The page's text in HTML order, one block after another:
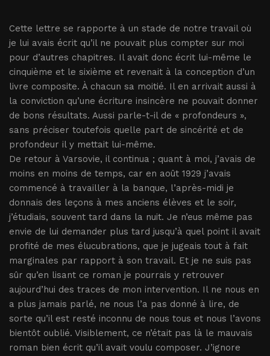
Cette lettre se rapporte à un stade de notre travail où
je lui avais écrit qu’il ne pouvait plus compter sur moi
pour d’autres chapitres. Il avait donc écrit lui-même le
cinquième et le sixième et revenait à la conception d’un
livre composite. À chacun sa moitié. Il en arrivait aussi à
la conviction qu’une écriture insincère ne pouvait donner
de bons résultats. Aussi parle-t-il de « profondeurs »,
sans préciser toutefois quelle part de sincérité et de
profondeur il y mettait lui-même.
De retour à Varsovie, il continua ; quant à moi, j’avais de
moins en moins de temps, car en août 1929 j’avais
commencé à travailler à la banque, l’après-midi je
donnais des leçons à mes anciens élèves et le soir,
j’étudiais, souvent tard dans la nuit. Je n’eus même pas
envie de lui demander plus tard jusqu’à quel point il avait
profité de mes élucubrations, que je jugeais tout à fait
marginales par rapport à son travail. Et je ne suis pas
sûr qu’en lisant ce roman je pourrais y retrouver
aujourd’hui des traces de mon intervention. Il ne nous en
a plus jamais parlé, ne nous l’a pas donné à lire, de
sorte qu’il est resté inconnu de nous tous et nous l’avons
bientôt oublié. Visiblement, ce n’était pas là le mauvais
roman bien écrit qu’il avait voulu composer. J’ignore